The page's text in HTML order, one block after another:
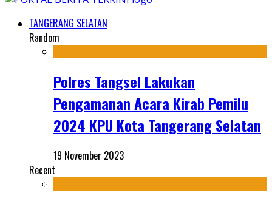
TANGERANG SELATAN
Random
Polres Tangsel Lakukan
Pengamanan Acara Kirab Pemilu
2024 KPU Kota Tangerang Selatan
19 November 2023
Recent